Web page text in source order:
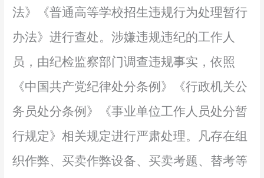
法》《普通高等学校招生违规行为处理暂行
办法》进行查处。涉嫌违规违纪的工作人
员，由纪检监察部门调查违规事实，依照
《中国共产党纪律处分条例》《行政机关公
务员处分条例》《事业单位工作人员处分暂
行规定》相关规定进行严肃处理。凡存在组
织作弊、买卖作弊设备、买卖考题、替考等